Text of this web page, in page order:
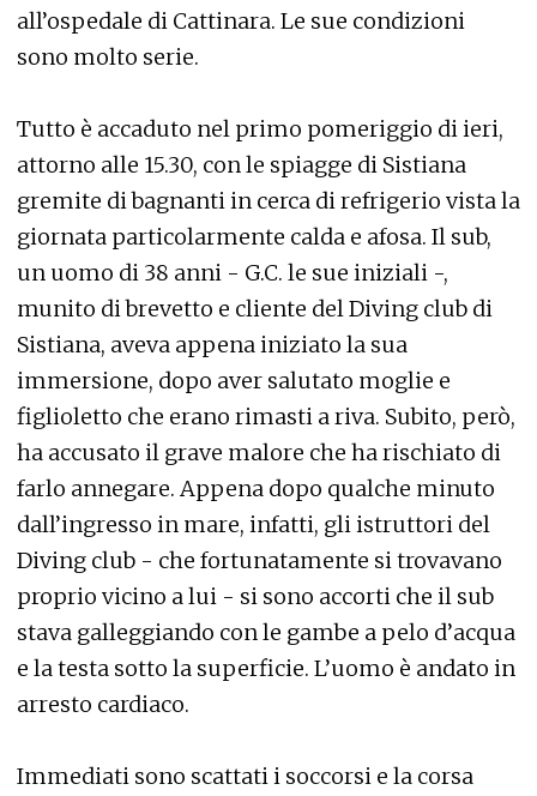
all’ospedale di Cattinara. Le sue condizioni
sono molto serie.
Tutto è accaduto nel primo pomeriggio di ieri,
attorno alle 15.30, con le spiagge di Sistiana
gremite di bagnanti in cerca di refrigerio vista la
giornata particolarmente calda e afosa. Il sub,
un uomo di 38 anni - G.C. le sue iniziali -,
munito di brevetto e cliente del Diving club di
Sistiana, aveva appena iniziato la sua
immersione, dopo aver salutato moglie e
figlioletto che erano rimasti a riva. Subito, però,
ha accusato il grave malore che ha rischiato di
farlo annegare. Appena dopo qualche minuto
dall’ingresso in mare, infatti, gli istruttori del
Diving club - che fortunatamente si trovavano
proprio vicino a lui - si sono accorti che il sub
stava galleggiando con le gambe a pelo d’acqua
e la testa sotto la superficie. L’uomo è andato in
arresto cardiaco.
Immediati sono scattati i soccorsi e la corsa